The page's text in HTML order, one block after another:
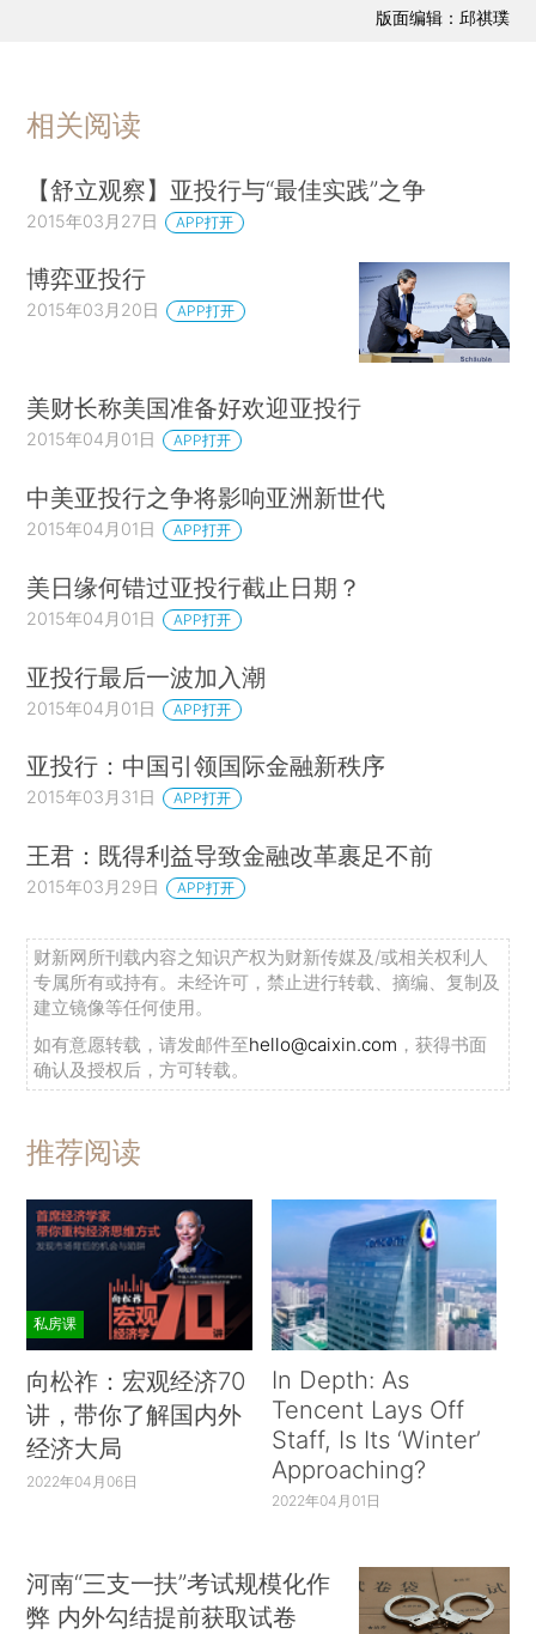
版面编辑：邱祺璞
相关阅读
【舒立观察】亚投行与“最佳实践”之争
2015年03月27日 APP打开
博弈亚投行
2015年03月20日 APP打开
美财长称美国准备好欢迎亚投行
2015年04月01日 APP打开
中美亚投行之争将影响亚洲新世代
2015年04月01日 APP打开
美日缘何错过亚投行截止日期？
2015年04月01日 APP打开
亚投行最后一波加入潮
2015年04月01日 APP打开
亚投行：中国引领国际金融新秩序
2015年03月31日 APP打开
王君：既得利益导致金融改革裹足不前
2015年03月29日 APP打开
财新网所刊载内容之知识产权为财新传媒及/或相关权利人
专属所有或持有。未经许可，禁止进行转载、摘编、复制及
建立镜像等任何使用。
如有意愿转载，请发邮件至hello@caixin.com ，获得书面
确认及授权后，方可转载。
推荐阅读
私房课
向松祚：宏观经济70
讲，带你了解国内外
经济大局
2022年04月06日
In Depth: As
Tencent Lays Off
Staff, Is Its ‘Winter’
Approaching?
2022年04月01日
河南“三支一扶”考试规模化作
弊 内外勾结提前获取试卷